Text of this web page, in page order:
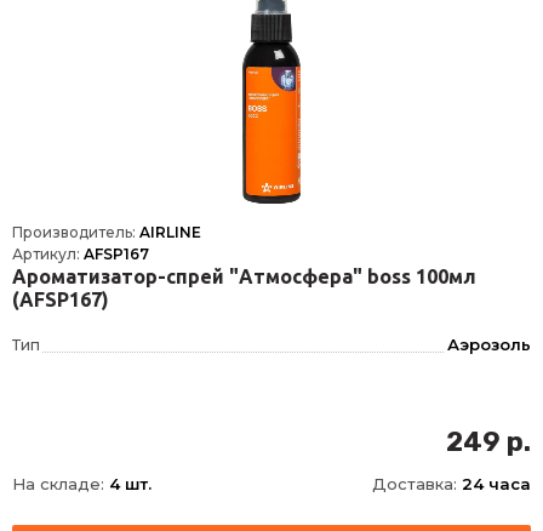
Производитель: AIRLINE
Артикул: AFSP167
Ароматизатор-спрей "Атмосфера" boss 100мл
(AFSP167)
Тип Аэрозоль
249 р.
На складе: 4 шт. Доставка: 24 часа